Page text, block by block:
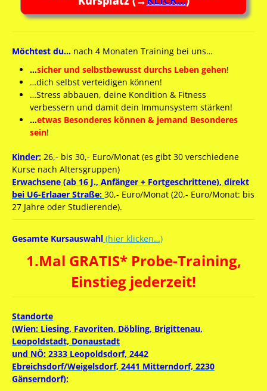
Möchtest du… nach 4 Monaten Training bei uns…
…sicher und selbstbewusst durchs Leben gehen!
…dich selbst verteidigen können!
…Stress abbauen, deine Kondition & Fitness
verbessern und damit dein Immunsystem stärken!
…etwas Besonderes können & jemand Besonderes
sein!
Kinder: 26,- bis 30,- Euro/Monat (es gibt 30 verschiedene
Kurse nach Altersgruppen)
Erwachsene (ab 16 J., Anfänger + Fortgeschrittene), direkt
bei U6-Erlaaer Straße: 30,- Euro/Monat (20,- Euro/Monat: bis
27 Jahre oder Studierende).
Gesamte Kursauswahl (hier klicken…)
1.Mal GRATIS* Probe-Training,
Einstieg jederzeit!
Standorte
(Wien: Liesing, Favoriten, Döbling, Brigittenau,
Leopoldstadt, Donaustadt
und NÖ: 2333 Leopoldsdorf, 2442
Ebreichsdorf/Weigelsdorf, 2441 Mitterndorf, 2230
Gänserndorf):